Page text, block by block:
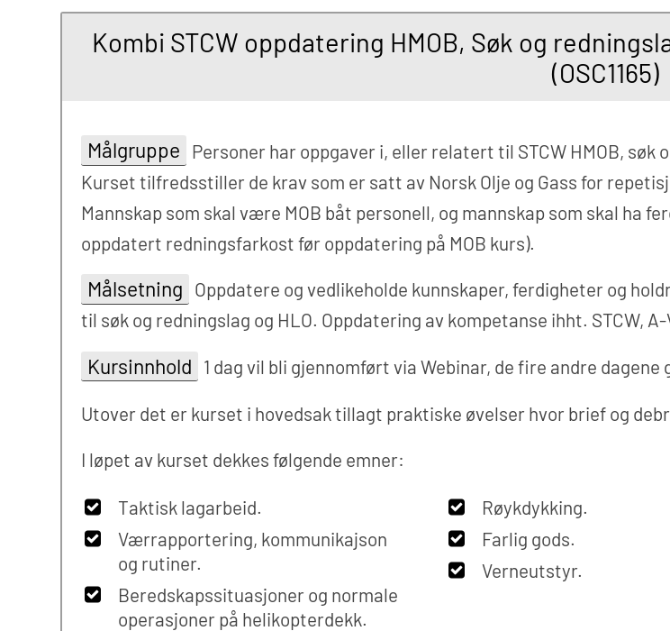
Kombi STCW oppdatering HMOB, Søk og
(OSC1165)
Målgruppe Personer har oppgaver i, eller relatert til STCW HMOB, søk
Kurset tilfredsstiller de krav som er satt av Norsk Olje og Gass for
Mannskap som skal være MOB båt personell, og mannskap som skal
oppdatert redningsfarkost før oppdatering på MOB kurs).
Målsetning Oppdatere og vedlikeholde kunnskaper, ferdigheter og
til søk og redningslag og HLO. Oppdatering av kompetanse ihht. STCW,
Kursinnhold 1 dag vil bli gjennomført via Webinar, de fire andre
Utover det er kurset i hovedsak tillagt praktiske øvelser hvor brief og
I løpet av kurset dekkes følgende emner:
Taktisk lagarbeid.
Værrapportering, kommunikajson
og rutiner.
Beredskapssituasjoner og normale
operasjoner på helikopterdekk.
Røykdykking.
Farlig gods.
Verneutstyr.